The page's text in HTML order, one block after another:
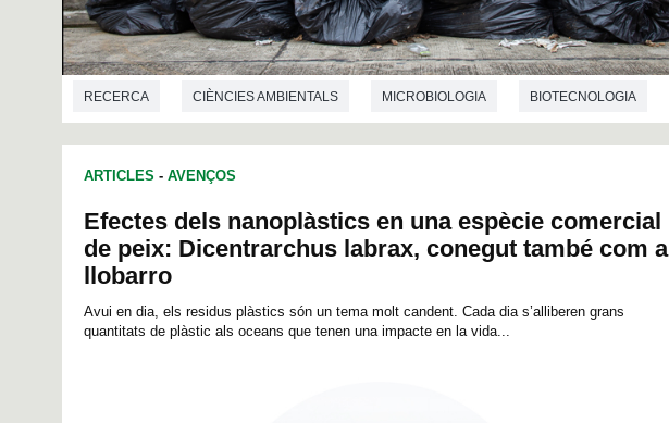
RECERCA CIÈNCIES AMBIENTALS MICROBIOLOGIA BIOTECNOLOGIA
ARTICLES - AVENÇOS
Efectes dels nanoplàstics en una espècie comercial
de peix: Dicentrarchus labrax, conegut també com a
llobarro
Avui en dia, els residus plàstics són un tema molt candent. Cada dia s’alliberen grans
quantitats de plàstic als oceans que tenen una impacte en la vida...